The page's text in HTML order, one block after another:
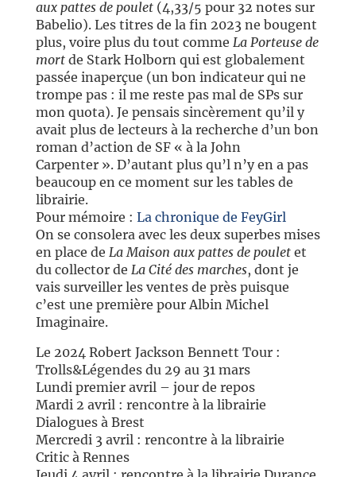
aux pattes de poulet(4,33/5 pour 32 notes sur
Babelio). Les titres de la fin 2023 ne bougent
plus, voire plus du tout comme La Porteuse de
mortde Stark Holborn qui est globalement
passée inaperçue (un bon indicateur qui ne
trompe pas : il me reste pas mal de SPs sur
mon quota). Je pensais sincèrement qu’il y
avait plus de lecteurs à la recherche d’un bon
roman d’action de SF « à la John
Carpenter ». D’autant plus qu’l n’y en a pas
beaucoup en ce moment sur les tables de
librairie.
Pour mémoire : La chronique de FeyGirl
On se consolera avec les deux superbes mises
en place de La Maison aux pattes de pouletet
du collector de La Cité des marches, dont je
vais surveiller les ventes de près puisque
c’est une première pour Albin Michel
Imaginaire.
Le 2024 Robert Jackson Bennett Tour :
Trolls&Légendes du 29 au 31 mars
Lundi premier avril – jour de repos
Mardi 2 avril : rencontre à la librairie
Dialogues à Brest
Mercredi 3 avril : rencontre à la librairie
Critic à Rennes